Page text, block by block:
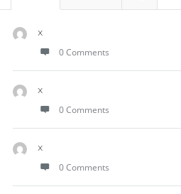
x
0 Comments
x
0 Comments
x
0 Comments